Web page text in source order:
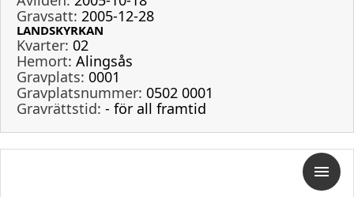
Gravsatt: 2005-12-28
LANDSKYRKAN
Kvarter: 02
Hemort: Alingsås
Gravplats: 0001
Gravplatsnummer: 0502 0001
Gravrättstid: - för all framtid